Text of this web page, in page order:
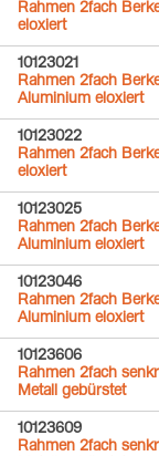
Rahmen 2fach
eloxiert
10123021
Rahmen 2fach
Aluminium eloxiert
10123022
Rahmen 2fach
eloxiert
10123025
Rahmen 2fach
Aluminium eloxiert
10123046
Rahmen 2fach
Aluminium eloxiert
10123606
Rahmen 2fach
Metall gebürstet
10123609
Rahmen 2fach